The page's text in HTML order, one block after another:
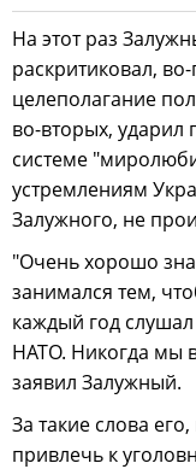
На этот раз
раскритиковал,
целеполагание
во-вторых, ударил
системе
устремлениям
Залужного, не
"Очень хорошо
занимался тем,
каждый год
НАТО. Никогда мы
заявил Залужный.
За такие слова
привлечь к